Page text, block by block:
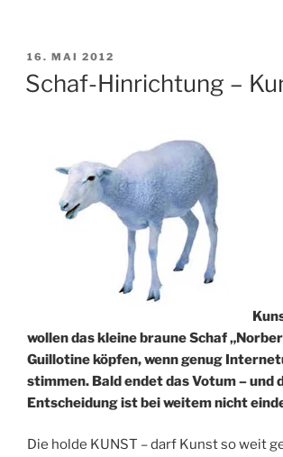
VERÖFFENTLICHT
AM
16. MAI 2012
Schaf-Hinrichtung –
wollen das kleine braune Schaf
Guillotine köpfen, wenn genug
stimmen. Bald endet das Votum – und
Entscheidung ist bei weitem nicht
Die holde KUNST – darf Kunst so weit